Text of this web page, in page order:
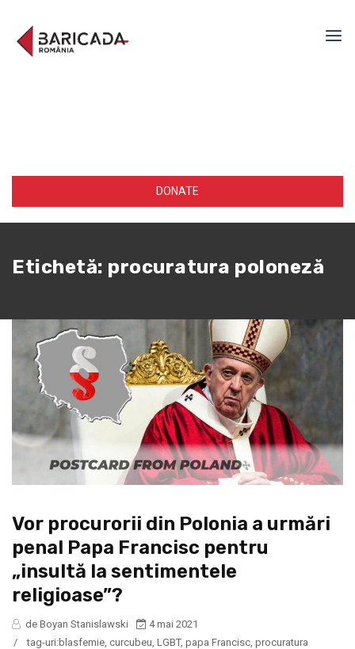
DONATE
Etichetă: procuratura poloneză
Vor procurorii din Polonia a urmări
penal Papa Francisc pentru
„insultă la sentimentele
religioase”?
de Boyan Stanislawski
4 mai 2021
/
tag-uri:blasfemie, curcubeu, LGBT, papa Francisc, procuratura